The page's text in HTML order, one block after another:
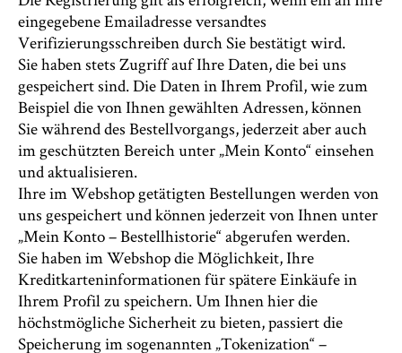
eingegebene Emailadresse versandtes
Verifizierungsschreiben durch Sie bestätigt wird.
Sie haben stets Zugriff auf Ihre Daten, die bei uns
gespeichert sind. Die Daten in Ihrem Profil, wie zum
Beispiel die von Ihnen gewählten Adressen, können
Sie während des Bestellvorgangs, jederzeit aber auch
im geschützten Bereich unter „Mein Konto“ einsehen
und aktualisieren.
Ihre im Webshop getätigten Bestellungen werden von
uns gespeichert und können jederzeit von Ihnen unter
„Mein Konto – Bestellhistorie“ abgerufen werden.
Sie haben im Webshop die Möglichkeit, Ihre
Kreditkarteninformationen für spätere Einkäufe in
Ihrem Profil zu speichern. Um Ihnen hier die
höchstmögliche Sicherheit zu bieten, passiert die
Speicherung im sogenannten „Tokenization“ –